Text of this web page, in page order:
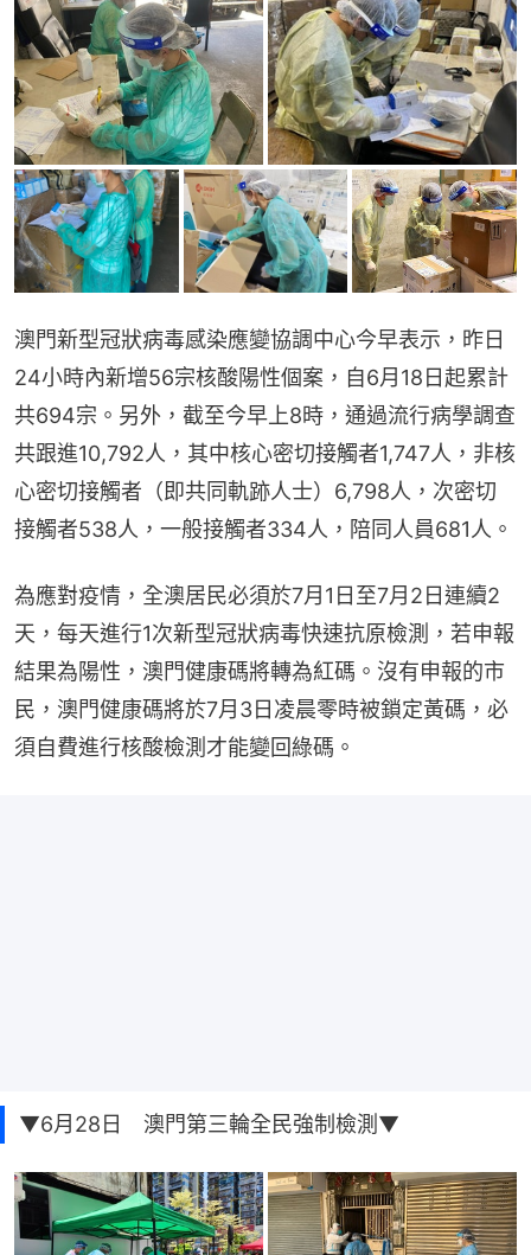
澳門新型冠狀病毒感染應變協調中心今早表示，昨日
24小時內新增56宗核酸陽性個案，自6月18日起累計
共694宗。另外，截至今早上8時，通過流行病學調查
共跟進10,792人，其中核心密切接觸者1,747人，非核
心密切接觸者（即共同軌跡人士）6,798人，次密切
接觸者538人，一般接觸者334人，陪同人員681人。
為應對疫情，全澳居民必須於7月1日至7月2日連續2
天，每天進行1次新型冠狀病毒快速抗原檢測，若申報
結果為陽性，澳門健康碼將轉為紅碼。沒有申報的市
民，澳門健康碼將於7月3日凌晨零時被鎖定黃碼，必
須自費進行核酸檢測才能變回綠碼。
▼6月28日 澳門第三輪全民強制檢測▼